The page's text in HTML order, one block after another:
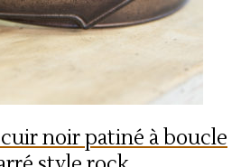
noir patiné à boucle